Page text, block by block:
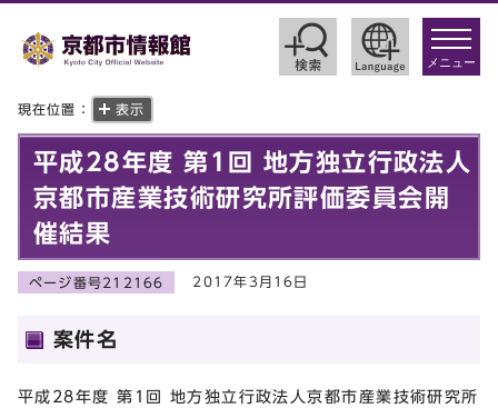
toggle
メニュー
現在位置： 表示
平成28年度 第1回 地方独立行政法人
京都市産業技術研究所評価委員会開
催結果
ページ番号212166 2017年3月16日
案件名
平成28年度 第1回 地方独立行政法人京都市産業技術研究所